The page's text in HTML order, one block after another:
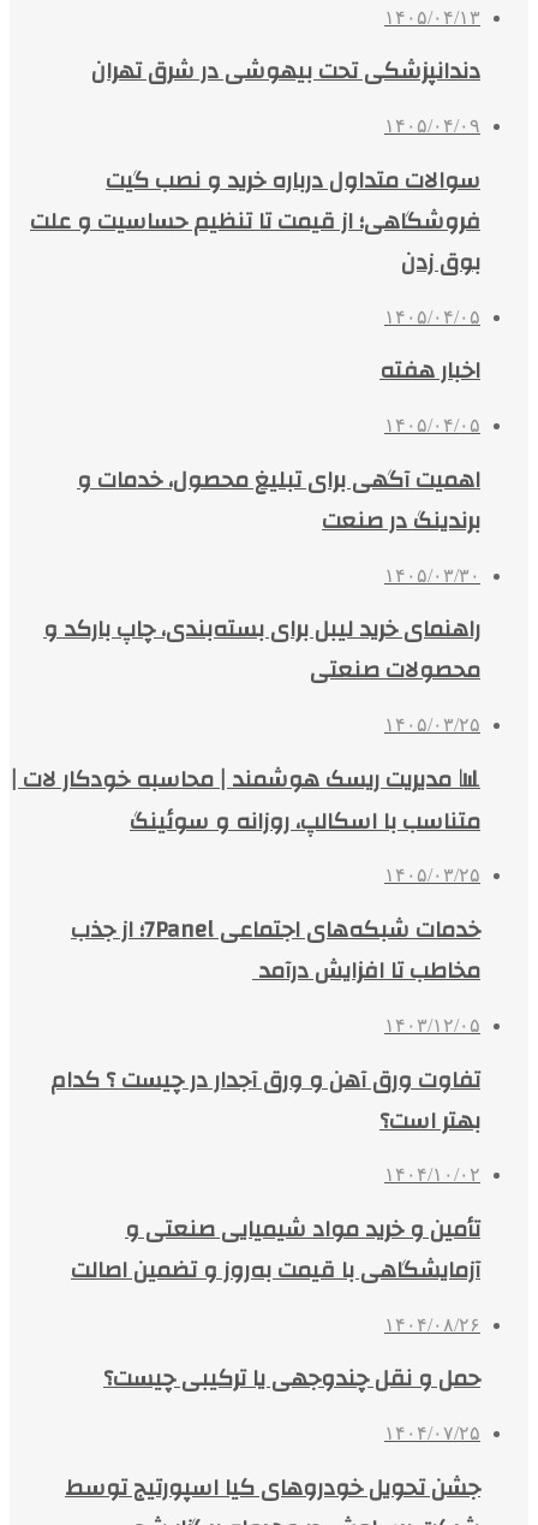
۱۴۰۵/۰۴/۱۳
دندانپزشکی تحت بیهوشی در شرق تهران
۱۴۰۵/۰۴/۰۹
سوالات متداول درباره خرید و نصب گیت
فروشگاهی؛ از قیمت تا تنظیم حساسیت و علت
بوق زدن
۱۴۰۵/۰۴/۰۵
اخبار هفته
۱۴۰۵/۰۴/۰۵
اهمیت آگهی برای تبلیغ محصول، خدمات و
برندینگ در صنعت
۱۴۰۵/۰۳/۳۰
راهنمای خرید لیبل برای بسته‌بندی، چاپ بارکد و
محصولات صنعتی
۱۴۰۵/۰۳/۲۵
📊 مدیریت ریسک هوشمند | محاسبه خودکار لات |
متناسب با اسکالپ، روزانه و سوئینگ
۱۴۰۵/۰۳/۲۵
خدمات شبکه‌های اجتماعی 7Panel؛ از جذب
مخاطب تا افزایش درآمد
۱۴۰۳/۱۲/۰۵
تفاوت ورق آهن و ورق آجدار در چیست ؟ کدام
بهتر است؟
۱۴۰۴/۱۰/۰۲
تأمین و خرید مواد شیمیایی صنعتی و
آزمایشگاهی با قیمت به‌روز و تضمین اصالت
۱۴۰۴/۰۸/۲۶
حمل و نقل چندوجهی یا ترکیبی چیست؟
۱۴۰۴/۰۷/۲۵
جشن تحویل خودروهای کیا اسپورتیج توسط